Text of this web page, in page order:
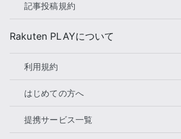
記事投稿規約
Rakuten PLAYについて
利用規約
はじめての方へ
提携サービス一覧